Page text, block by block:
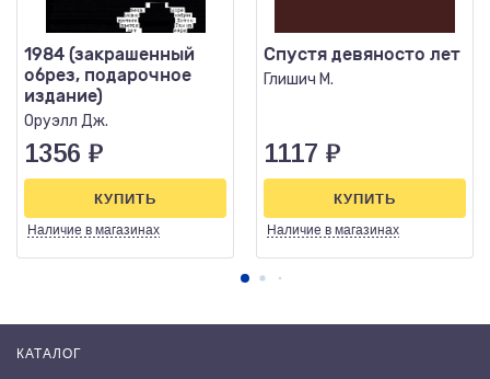
1984 (закрашенный
обрез, подарочное
издание)
Оруэлл Дж.
1356 ₽
Наличие в магазинах
КУПИТЬ
Спустя девяносто лет
Глишич М.
1117 ₽
Наличие в магазинах
КУПИТЬ
КАТАЛОГ